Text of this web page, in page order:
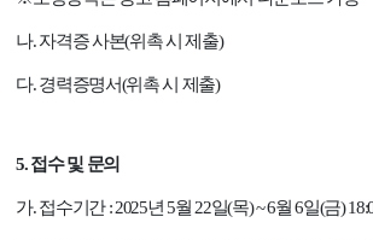
나.자격증 사본(위촉 시 제출)
다.경력증명서(위촉 시 제출)
5.접수 및 문의
가.접수기간: 2025년5월22일(목) ~ 6월6일(금)